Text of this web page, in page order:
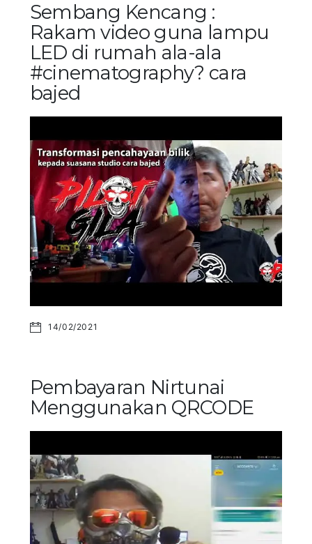
Sembang Kencang :
Rakam video guna lampu
LED di rumah ala-ala
#cinematography? cara
bajed
14/02/2021
Pembayaran Nirtunai
Menggunakan QRCODE